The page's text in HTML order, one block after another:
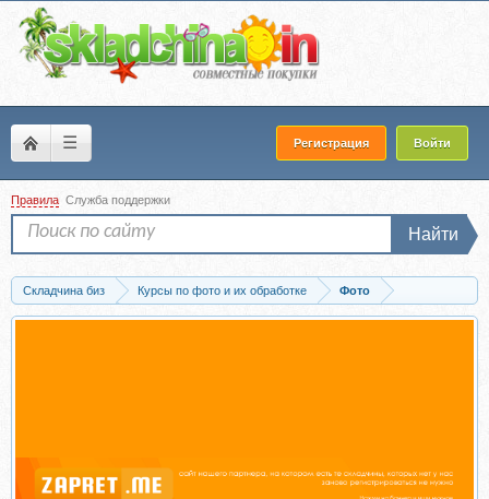
☰ Регистрация Войти
Правила Служба поддержки
Найти
Складчина биз Курсы по фото и их обработке
Фото
Скачать Моя первая зеркалка, 2012 (Евгений Карташов)